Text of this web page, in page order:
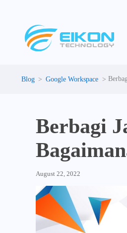
Google Workspace
Berbagi
August 22, 2022